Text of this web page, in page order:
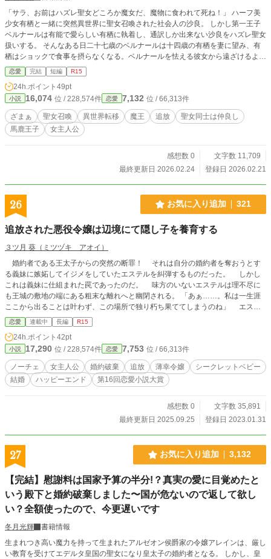
「サラ、お前はハズレ聖女どころか魔女だ、魔物に食われて死ね！」 ハーフ美
少女有栖と一緒に突然異世界に聖女召喚された社会人の沙良。 しかし第一王子
ベルナールは有能で愛らしい有栖に執着し、通訳しか出来ない沙良をハズレ聖女
扱いする。 そんなある日二十七歳のベルナールは十四歳の有栖を妻に望み、有
栖はショックで食事を摂らなくなる。ベルナールを怯える彼女から遠ざけるよう
とした結果沙良はベルナールの策略によって危険な魔王領へ追放される。 ドラ
イアドが侵入者を惑わす森で遭難した沙良を救ったのは美しい魔王だった。天敵
の筈の魔王の手を借り、沙良は聖女を道具や玩具のように扱おうとしたベルナー
ル王子への制裁を開始する。
恋愛 完結 短編 R15
24h.ポイント 49pt
小説 16,074 位 / 228,574件 恋愛 7,132 位 / 66,313件
ざまぁ 聖女召喚 異世界転移 魔王 追放
聖女同士は仲良し
馬鹿王子
女主人公
感想数 0
文字数 11,709
最終更新日 2026.02.24
登録日 2026.02.21
26 お気に入り追加 321
追放された悪役令嬢は辺境にて隠し子を養育する
３ツ月 葵（ミツヅキ アオイ）
婚約者である王太子からの突然の断罪！ それは自分の婚約者を奪おうとす
る義妹に嫉妬してイジメをしていたエステルを糾弾するものだった。 しかし
これは義妹に仕組まれた罠であったのだ。 味方のいないエステルは理不尽に
も王城の敷地の端にある粗末な離れへと幽閉される。 「あぁ……。私は一生涯
ここから出ることは叶わず、この場所で独り朽ち果ててしまうのね」 エステ
ルは絶望の中で高い塀からのぞく狭い空を見上げた。 そこでの生活も数ヵ月
が経って落ち着いてきた頃に突然の来訪者が。 「お姉様。ここから出してさし
上げましょうか？ そのかわり……」 義妹はエステルに悪魔の様な契約を押
し付けようとしてくるのであった。
恋愛 連載中 長編 R15
24h.ポイント 42pt
小説 17,290 位 / 228,574件 恋愛 7,753 位 / 66,313件
ノーチェ 女主人公 婚約破棄 追放 薄幸令嬢
シークレットベビー
結婚
ハッピーエンド 第16回恋愛小説大賞
感想数 0
文字数 35,891
最終更新日 2025.09.25
登録日 2023.01.31
27 お気に入り追加 3,132
【完結】慰謝料は国家予算の半分!？真実の愛に目覚めたと
いう殿下と婚約破棄しました〜国が危ないので返して欲し
い？全額使ったので、今更遅いです
冬月光輝
書籍情報
生まれつき高い魔力を持って生まれたアルゼオン侯爵家の令嬢アレインは、厳し
い教育を受けてエデルタ皇国の聖女になり皇太子の婚約者となる。 しかし、皇